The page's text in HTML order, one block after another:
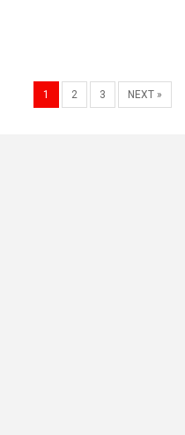
1 2 3 NEXT »